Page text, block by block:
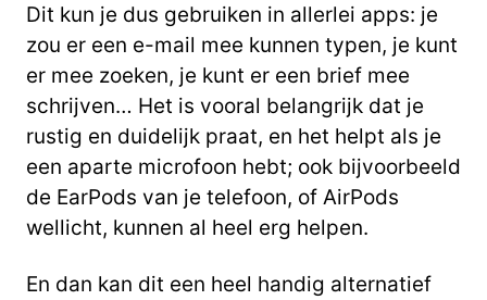
Dit kun je dus gebruiken in allerlei apps: je
zou er een e-mail mee kunnen typen, je kunt
er mee zoeken, je kunt er een brief mee
schrijven… Het is vooral belangrijk dat je
rustig en duidelijk praat, en het helpt als je
een aparte microfoon hebt; ook bijvoorbeeld
de EarPods van je telefoon, of AirPods
wellicht, kunnen al heel erg helpen.
En dan kan dit een heel handig alternatief